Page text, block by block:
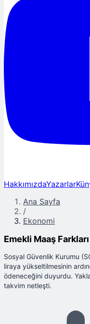
HakkımızdaYazarlar
Ana Sayfa
/
Ekonomi
Emekli Maaş
Sosyal Güvenlik Kurumu
liraya yükseltilmesinin
ödeneceğini duyurdu.
takvim netleşti.